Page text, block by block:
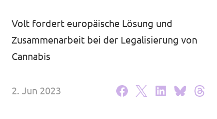
Deine Spende für Volt!
Mache bei uns mit!
Volt fordert europäische Lösung und
Zusammenarbeit bei der Legalisierung von
Cannabis
2. Jun 2023